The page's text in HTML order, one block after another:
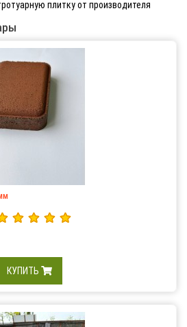
плитку от производителя
КУПИТЬ